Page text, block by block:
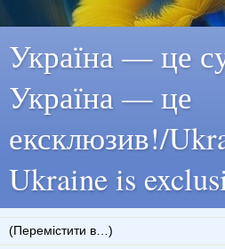
Україна — це
Україна — це
ексклюзив!/
Ukraine is